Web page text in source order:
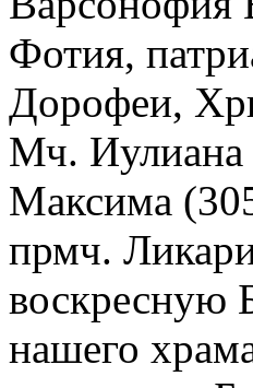
Фотия,
Дорофеи,
Мч. Иулиана
Максима
прмч.
воскресную
нашего